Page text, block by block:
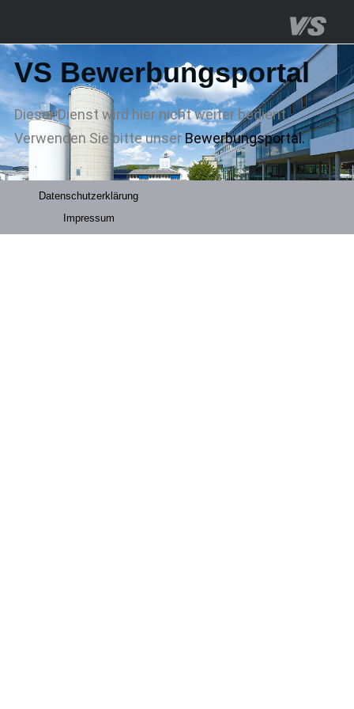
VS Bewerbungsportal
Dieser Dienst wird hier nicht weiter bedient.
Verwenden Sie bitte unserBewerbungsportal.
Datenschutzerklärung
Impressum